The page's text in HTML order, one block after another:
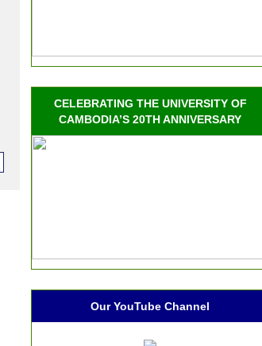
CELEBRATING THE UNIVERSITY OF
CAMBODIA’S 20TH ANNIVERSARY
Our YouTube Channel